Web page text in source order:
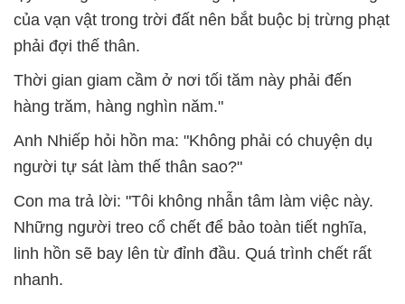
của vạn vật trong trời đất nên bắt buộc bị trừng phạt
phải đợi thế thân.
Thời gian giam cầm ở nơi tối tăm này phải đến
hàng trăm, hàng nghìn năm."
Anh Nhiếp hỏi hồn ma: "Không phải có chuyện dụ
người tự sát làm thế thân sao?"
Con ma trả lời: "Tôi không nhẫn tâm làm việc này.
Những người treo cổ chết để bảo toàn tiết nghĩa,
linh hồn sẽ bay lên từ đỉnh đầu. Quá trình chết rất
nhanh.